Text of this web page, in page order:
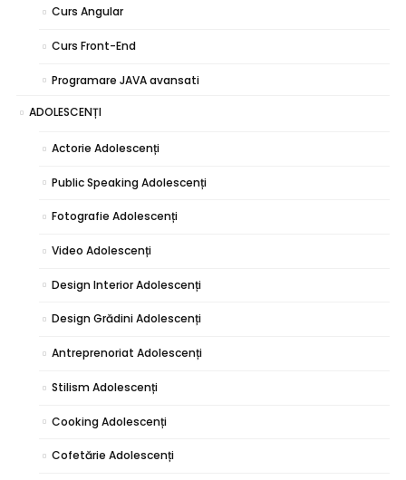
Curs Angular
Curs Front-End
Programare JAVA avansati
ADOLESCENȚI
Actorie Adolescenți
Public Speaking Adolescenți
Fotografie Adolescenți
Video Adolescenți
Design Interior Adolescenți
Design Grădini Adolescenți
Antreprenoriat Adolescenți
Stilism Adolescenți
Cooking Adolescenți
Cofetărie Adolescenți